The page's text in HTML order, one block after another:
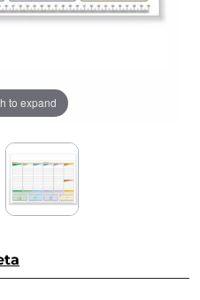
to expand